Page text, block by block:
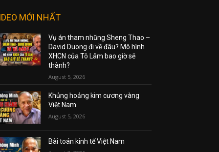
MỚI NHẤT
Vụ án tham nhũng Sheng Thao –
David Duong đi về đâu? Mô hình
XHCN của Tô Lâm bao giờ sẽ
thành?
August 5, 2026
Khủng hoảng kim cương vàng
Việt Nam
August 5, 2026
Bài toán kinh tế Việt Nam